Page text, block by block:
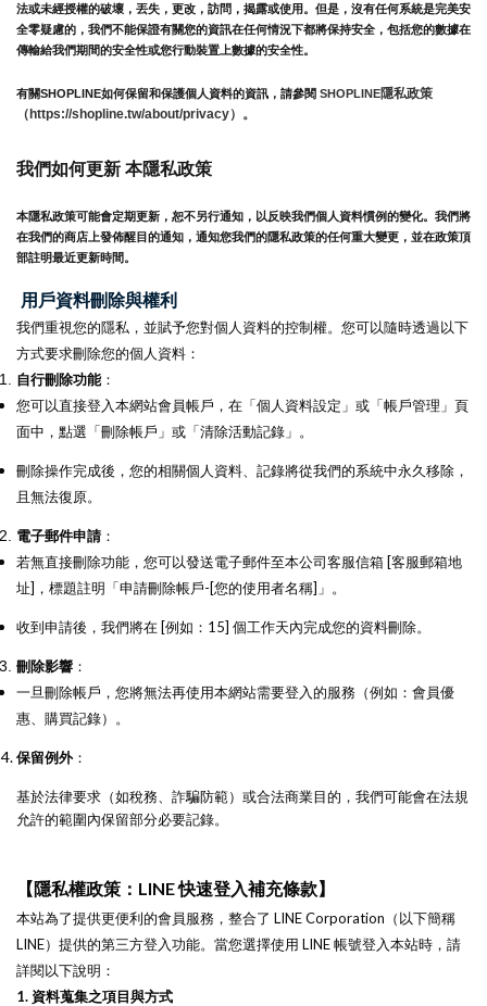
法或未經授權的破壞，丟失，更改，訪問，揭露或使用。但是，沒有任何系統是完美安
全零疑慮的，我們不能保證有關您的資訊在任何情況下都將保持安全，包括您的數據在
傳輸給我們期間的安全性或您行動裝置上數據的安全性。
有關SHOPLINE如何保留和保護個人資料的資訊，請參閱 SHOPLINE隱私政策
（https://shopline.tw/about/privacy）。
我們如何更新 本隱私政策
本隱私政策可能會定期更新，恕不另行通知，以反映我們個人資料慣例的變化。我們將
在我們的商店上發佈醒目的通知，通知您我們的隱私政策的任何重大變更，並在政策頂
部註明最近更新時間。
用戶資料刪除與權利
我們重視您的隱私，並賦予您對個人資料的控制權。您可以隨時透過以下
方式要求刪除您的個人資料：
自行刪除功能 ：
您可以直接登入本網站會員帳戶，在「個人資料設定」或「帳戶管理」頁
面中，點選「刪除帳戶」或「清除活動記錄」。
刪除操作完成後，您的相關個人資料、記錄將從我們的系統中永久移除，
且無法復原。
電子郵件申請 ：
若無直接刪除功能，您可以發送電子郵件至本公司客服信箱 [客服郵箱地
址]，標題註明「申請刪除帳戶-[您的使用者名稱]」。
收到申請後，我們將在 [例如：15] 個工作天內完成您的資料刪除。
刪除影響 ：
一旦刪除帳戶，您將無法再使用本網站需要登入的服務（例如：會員優
惠、購買記錄）。
保留例外：
基於法律要求（如稅務、詐騙防範）或合法商業目的，我們可能會在法規
允許的範圍內保留部分必要記錄。
【隱私權政策：LINE 快速登入補充條款】
本站為了提供更便利的會員服務，整合了 LINE Corporation（以下簡稱
LINE）提供的第三方登入功能。當您選擇使用 LINE 帳號登入本站時，請
詳閱以下說明：
1. 資料蒐集之項目與方式